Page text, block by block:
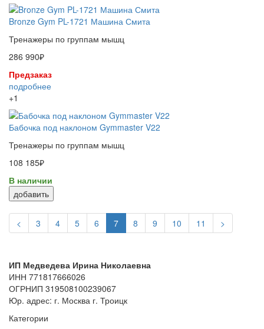
Bronze Gym PL-1721 Машина Смита
Тренажеры по группам мышц
286 990₽
Предзаказ
подробнее
+1
Бабочка под наклоном Gymmaster V22
Тренажеры по группам мышц
108 185₽
В наличии
добавить
< 3 4 5 6 7 8 9 10 11 >
ИП Медведева Ирина Николаевна
ИНН 771817666026
ОГРНИП 319508100239067
Юр. адрес: г. Москва г. Троицк
Категории